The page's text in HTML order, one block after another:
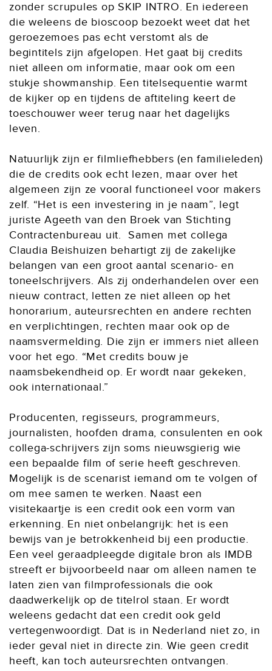
zonder scrupules op SKIP INTRO. En iedereen
die weleens de bioscoop bezoekt weet dat het
geroezemoes pas echt verstomt als de
begintitels zijn afgelopen. Het gaat bij credits
niet alleen om informatie, maar ook om een
stukje showmanship. Een titelsequentie warmt
de kijker op en tijdens de aftiteling keert de
toeschouwer weer terug naar het dagelijks
leven.
Natuurlijk zijn er filmliefhebbers (en familieleden)
die de credits ook echt lezen, maar over het
algemeen zijn ze vooral functioneel voor makers
zelf. “Het is een investering in je naam”, legt
juriste Ageeth van den Broek van Stichting
Contractenbureau uit. Samen met collega
Claudia Beishuizen behartigt zij de zakelijke
belangen van een groot aantal scenario- en
toneelschrijvers. Als zij onderhandelen over een
nieuw contract, letten ze niet alleen op het
honorarium, auteursrechten en andere rechten
en verplichtingen, rechten maar ook op de
naamsvermelding. Die zijn er immers niet alleen
voor het ego. “Met credits bouw je
naamsbekendheid op. Er wordt naar gekeken,
ook internationaal.”
Producenten, regisseurs, programmeurs,
journalisten, hoofden drama, consulenten en ook
collega-schrijvers zijn soms nieuwsgierig wie
een bepaalde film of serie heeft geschreven.
Mogelijk is de scenarist iemand om te volgen of
om mee samen te werken. Naast een
visitekaartje is een credit ook een vorm van
erkenning. En niet onbelangrijk: het is een
bewijs van je betrokkenheid bij een productie.
Een veel geraadpleegde digitale bron als IMDB
streeft er bijvoorbeeld naar om alleen namen te
laten zien van filmprofessionals die ook
daadwerkelijk op de titelrol staan. Er wordt
weleens gedacht dat een credit ook geld
vertegenwoordigt. Dat is in Nederland niet zo, in
ieder geval niet in directe zin. Wie geen credit
heeft, kan toch auteursrechten ontvangen.